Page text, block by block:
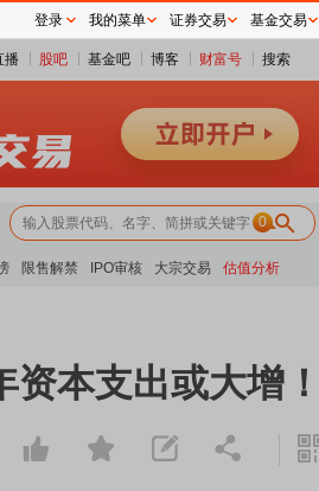
播 股吧 基金吧 博客 财富号 搜索
0
限售解禁 IPO审核 大宗交易 估值分析
本支出或大增！
登录 我的菜单 证券交易 基金交易